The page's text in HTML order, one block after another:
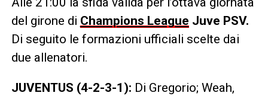
del girone di Champions League Juve PSV.
Di seguito le formazioni ufficiali scelte dai
due allenatori.
JUVENTUS (4-2-3-1): Di Gregorio; Weah,